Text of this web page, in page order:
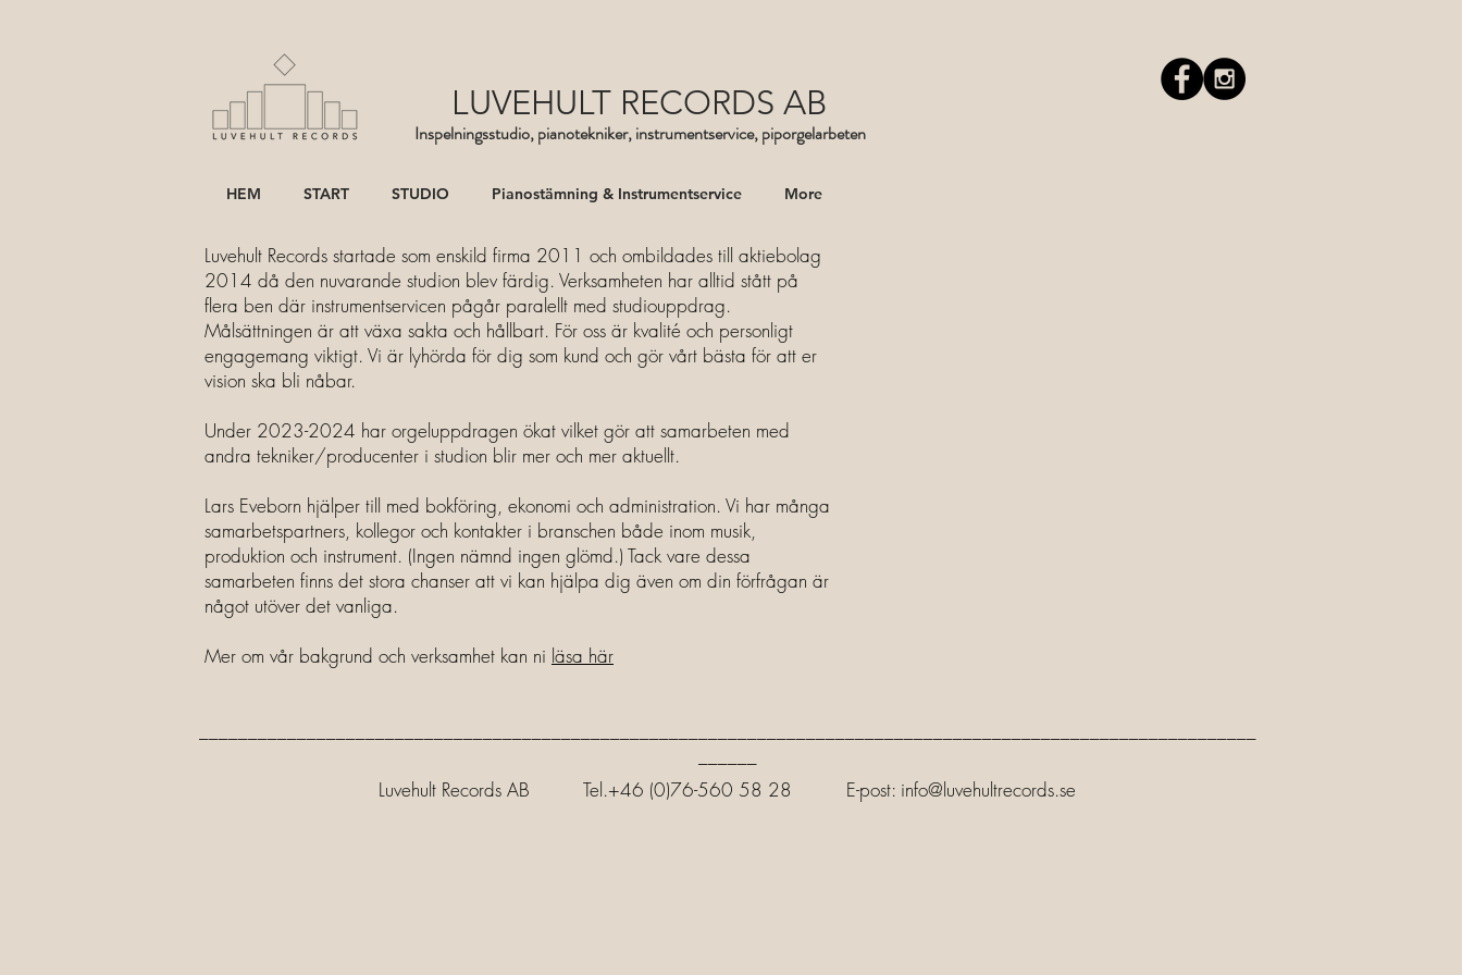
LUVEHULT RECORDS AB
Inspelningsstudio, pianotekniker, instrumentservice, piporgelarbeten
HEM START STUDIO Pianostämning & Instrumentservice More
Luvehult Records startade som enskild firma 2011 och ombildades till aktiebolag
2014 då den nuvarande studion blev färdig. Verksamheten har alltid stått på
flera ben där instrumentservicen pågår paralellt med studiouppdrag.
Målsättningen är att växa sakta och hållbart. För oss är kvalité och personligt
engagemang viktigt. Vi är lyhörda för dig som kund och gör vårt bästa för att er
vision ska bli nåbar.
Under 2023-2024 har orgeluppdragen ökat vilket gör att samarbeten med
andra tekniker/producenter i studion blir mer och mer aktuellt.
Lars Eveborn hjälper till med bokföring, ekonomi och administration. Vi har många
samarbetspartners, kollegor och kontakter i branschen både inom musik,
produktion och instrument. (Ingen nämnd ingen glömd.) Tack vare dessa
samarbeten finns det stora chanser att vi kan hjälpa dig även om din förfrågan är
något utöver det vanliga.
Mer om vår bakgrund och verksamhet kan ni läsa här
Luvehult Records AB Tel.+46 (0)76-560 58 28 E-post: info@luvehultrecords.se